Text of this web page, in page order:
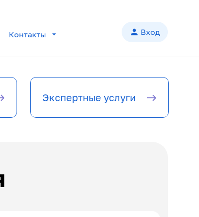
Контакты person Вход
Экспертные услуги